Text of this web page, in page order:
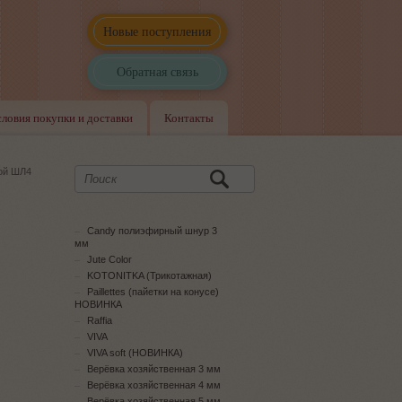
Новые поступления
Обратная связь
покупки и доставки Контакты
ШЛ4
Candy полиэфирный шнур 3
мм
Jute Color
KOTONITKA (Трикотажная)
Paillettes (пайетки на конусе)
НОВИНКА
Raffia
VIVA
VIVA soft (НОВИНКА)
Верёвка хозяйственная 3 мм
Верёвка хозяйственная 4 мм